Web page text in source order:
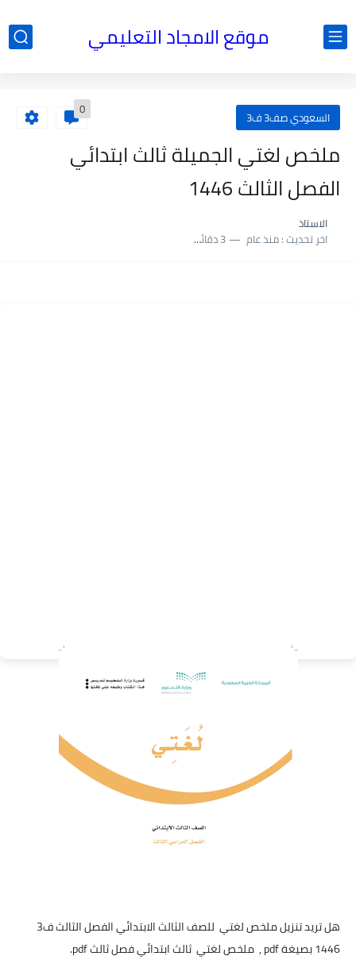
موقع الامجاد التعليمي
السعودي صف3 ف3 0
ملخص لغتي الجميلة ثالث ابتدائي
الفصل الثالث 1446
الاستاذ
اخر تحديث :منذ عام 3 دقائق للقراءة
هل تريد تنزيل ملخص لغتي للصف الثالث الابتدائي الفصل الثالث ف3
1446 بصيغة pdf , ملخص لغتي ثالث ابتدائي فصل ثالث pdf.